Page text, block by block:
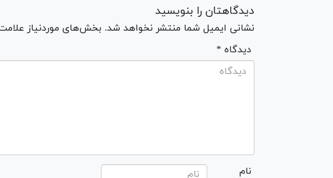
دیدگاهتان را بنویسید
نشانی ایمیل شما منتشر نخواهد شد. بخش‌های موردنیاز
* دیدگاه
نام